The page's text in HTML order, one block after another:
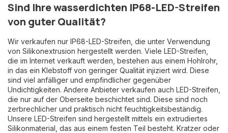
Sind Ihre wasserdichten IP68-LED-Streifen
von guter Qualität?
Wir verkaufen nur IP68-LED-Streifen, die unter Verwendung
von Silikonextrusion hergestellt werden. Viele LED-Streifen,
die im Internet verkauft werden, bestehen aus einem Hohlrohr,
in das ein Klebstoff von geringer Qualität injiziert wird. Diese
sind viel anfälliger und empfindlicher gegenüber
Undichtigkeiten. Andere Anbieter verkaufen auch LED-Streifen,
die nur auf der Oberseite beschichtet sind. Diese sind noch
zerbrechlicher und praktisch nicht feuchtigkeitsbeständig.
Unsere LED-Streifen sind hergestellt mittels ein extrudiertes
Silikonmaterial, das aus einem festen Teil besteht. Kratzer oder